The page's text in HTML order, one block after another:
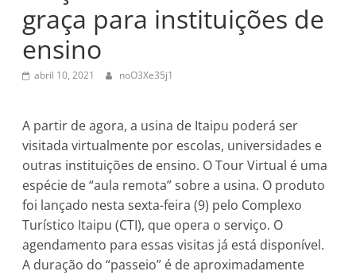
graça para instituições de
ensino
abril 10, 2021 noO3Xe35j1
A partir de agora, a usina de Itaipu poderá ser
visitada virtualmente por escolas, universidades e
outras instituições de ensino. O Tour Virtual é uma
espécie de “aula remota” sobre a usina. O produto
foi lançado nesta sexta-feira (9) pelo Complexo
Turístico Itaipu (CTI), que opera o serviço. O
agendamento para essas visitas já está disponível.
A duração do “passeio” é de aproximadamente